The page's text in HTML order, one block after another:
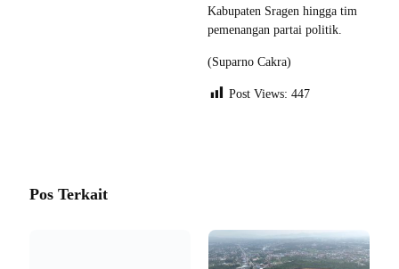
Kabupaten Sragen hingga tim
pemenangan partai politik.
(Suparno Cakra)
Post Views: 447
Pos Terkait